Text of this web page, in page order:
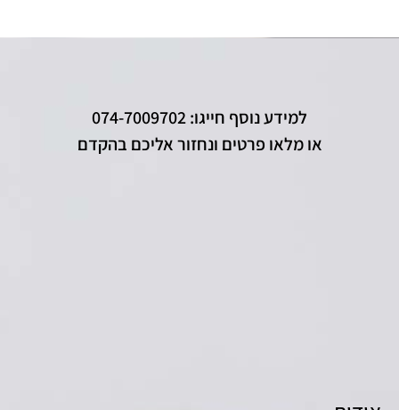
למידע נוסף חייגו: 074-7009702
או מלאו פרטים ונחזור אליכם בהקדם